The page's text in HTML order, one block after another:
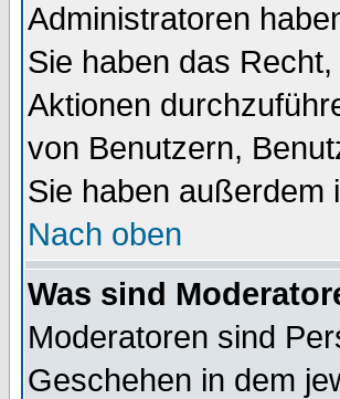
Administratoren
Sie haben das
Aktionen
von Benutzern,
Sie haben außerdem
Nach oben
Was sind
Moderatoren sind
Geschehen in dem